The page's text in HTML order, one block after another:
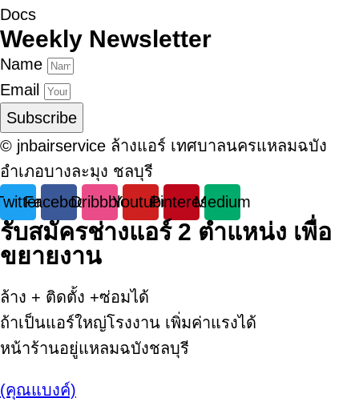
Docs
Weekly Newsletter
Name
Email
Subscribe
© jnbairservice ล้างแอร์ เทศบาลนครแหลมฉบัง
อำเภอบางละมุง ชลบุรี
FacebookDribbbleYoutubePinterestMedium
รับสมัครช่างแอร์ 2 ตำแหน่ง เพื่อ
ขยายงาน
ล้าง + ติดตั้ง +ซ่อมได้
ถ้าเป็นแอร์ใหญ่โรงงาน เพิ่มค่าแรงได้
หน้าร้านอยู่แหลมฉบังชลบุรี
(คุณแบงค์)